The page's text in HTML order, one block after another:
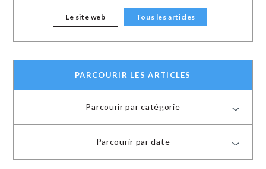
Le site web Tous les articles
PARCOURIR LES ARTICLES
Parcourir par catégorie
Parcourir par date